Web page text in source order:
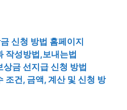
신청 방법 홈페이지
작성방법,보내는법
금 선지급 신청 방법
조건, 금액, 계산 및 신청 방